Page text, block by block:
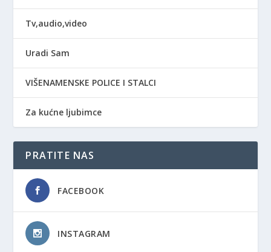
Tv,audio,video
Uradi Sam
VIŠENAMENSKE POLICE I STALCI
Za kućne ljubimce
PRATITE NAS
FACEBOOK
INSTAGRAM